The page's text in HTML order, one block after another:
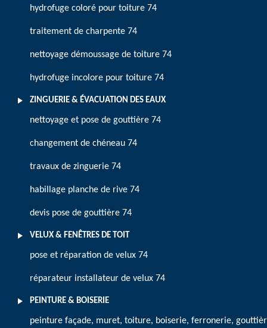
hydrofuge coloré pour toiture 74
traitement de charpente 74
nettoyage démoussage de toiture 74
hydrofuge incolore pour toiture 74
ZINGUERIE & ÉVACUATION DES EAUX
nettoyage et pose de gouttière 74
changement de chéneau 74
travaux de zinguerie 74
habillage planche de rive 74
devis pose de gouttière 74
VELUX & FENÊTRES DE TOIT
pose et réparation de velux 74
réparateur installateur de velux 74
PEINTURE & BOISERIE
peinture façade, muret, toiture, boiserie, ferronerie,